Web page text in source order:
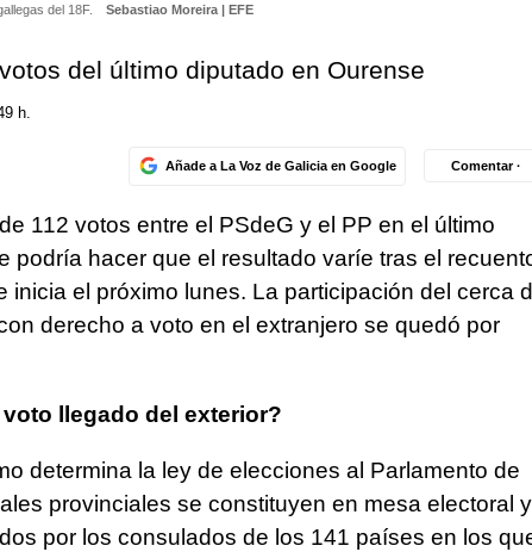
del 18F. Sebastiao Moreira | EFE
del último diputado en Ourense
h.
Añade a La Voz de Galicia en Google Comentar ·
112 votos entre el PSdeG y el PP en el último
podría hacer que el resultado varíe tras el
inicia el próximo lunes. La participación del cerca
derecho a voto en el extranjero se quedó por
llegado del exterior?
determina la ley de elecciones al Parlamento de
provinciales se constituyen en mesa electoral
por los consulados de los 141 países en los